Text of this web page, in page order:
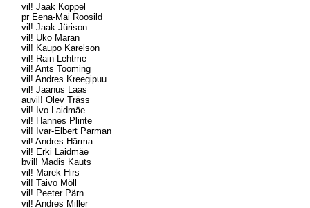
vil! Jaak Koppel
pr Eena-Mai Roosild
vil! Jaak Jürison
vil! Uko Maran
vil! Kaupo Karelson
vil! Rain Lehtme
vil! Ants Tooming
vil! Andres Kreegipuu
vil! Jaanus Laas
auvil! Olev Träss
vil! Ivo Laidmäe
vil! Hannes Plinte
vil! Ivar-Elbert Parman
vil! Andres Härma
vil! Erki Laidmäe
bvil! Madis Kauts
vil! Marek Hirs
vil! Taivo Möll
vil! Peeter Pärn
vil! Andres Miller